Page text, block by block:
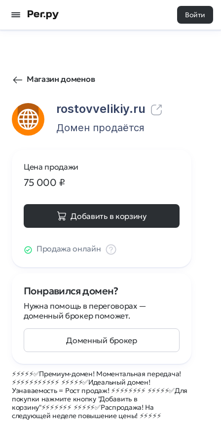
Войти
Магазин доменов
rostovvelikiy.ru
106 0
Домен продаётся
⚡⚡⚡⚡⚡✅Премиум-домен! Моментальная передача!
⚡⚡⚡⚡⚡⚡⚡⚡⚡⚡⚡ ⚡⚡⚡⚡⚡✅Идеальный домен!
Узнаваемость = Рост продаж! ⚡⚡⚡⚡⚡⚡⚡⚡ ⚡⚡⚡⚡⚡✅Для
покупки нажмите кнопку "Добавить в
корзину"⚡⚡⚡⚡⚡⚡⚡ ⚡⚡⚡⚡⚡✅Распродажа! На
следующей неделе повышение цены! ⚡⚡⚡⚡⚡
Цена продажи
75 000 ₽
Добавить в корзину
Продажа онлайн
Понравился домен?
Нужна помощь в переговорах —
доменный брокер поможет.
Доменный брокер